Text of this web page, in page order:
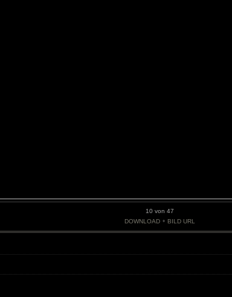
10 von 47
DOWNLOAD • BILD URL